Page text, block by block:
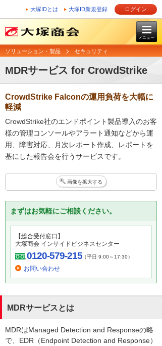
大塚IDとは 大塚ID新規登録 ログイン
メニュー
ソリューション・製品 セキュリティ
MDRサービス for CrowdStrike
CrowdStrike Falconの運用負荷を大幅に
軽減
CrowdStrike社のエンドポイント製品導入のお客
様の管理コンソールやアラート通知などから運
用、障害対応、月次レポート作成、レポートを
基にした報告会を行うサービスです。
画像を拡大する
まずはお気軽にご相談ください。
【総合受付窓口】
大塚商会 インサイドビジネスセンター
0120-579-215（平日 9:00～17:30）
お問い合わせ
MDRサービスとは
MDRはManaged Detection and Responseの略
で、EDR（Endpoint Detection and Response）